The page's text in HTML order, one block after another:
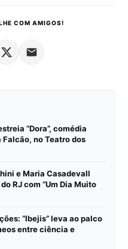
COM AMIGOS!
“Dora”, comédia
no Teatro dos
e Maria Casadevall
RJ com “Um Dia Muito
“Ibejis” leva ao palco
entre ciência e